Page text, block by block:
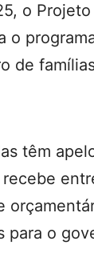
o
o
de
têm
para o